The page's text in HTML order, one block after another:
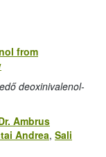
from
deoxinivalenol-
Ambrus
Andrea, Sali